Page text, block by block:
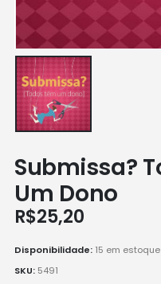
Submissa?
Um Dono
R$25,20
Disponibilidade: 15 em estoque
SKU: 5491